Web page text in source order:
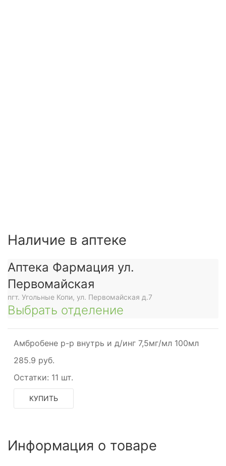
Наличие в аптеке
Аптека Фармация ул.
Первомайская
пгт. Угольные Копи, ул. Первомайская д.7
Выбрать отделение
Амбробене р-р внутрь и д/инг 7,5мг/мл 100мл
285.9 руб.
Остатки: 11 шт.
КУПИТЬ
Информация о товаре